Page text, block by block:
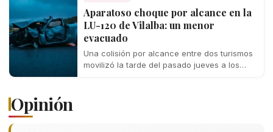
Aparatoso choque por alcance en la
LU-120 de Vilalba: un menor
evacuado
Una colisión por alcance entre dos turismos
movilizó la tarde del pasado jueves a los
Opinión